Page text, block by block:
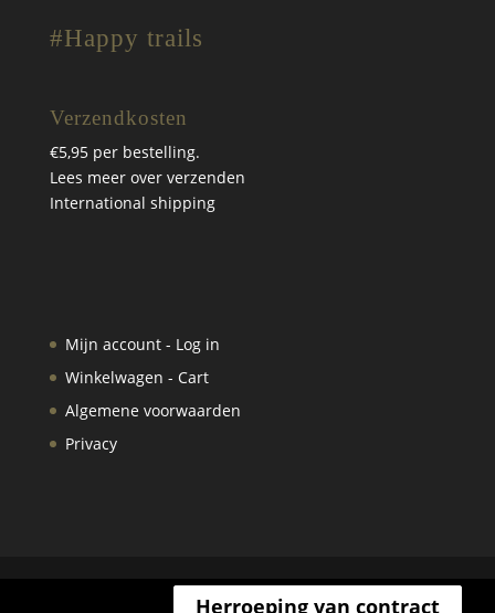
#Happy trails
Verzendkosten
€5,95 per bestelling.
Lees meer over verzenden
International shipping
Mijn account - Log in
Winkelwagen - Cart
Algemene voorwaarden
Privacy
Herroeping van contract